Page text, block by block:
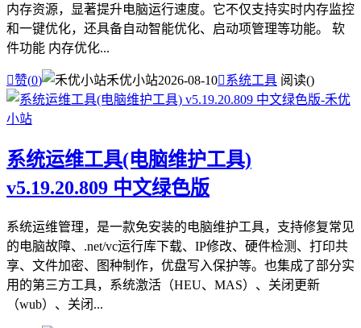
内存资源，显著提升电脑运行速度。它不仅支持实时内存监控
和一键优化，还具备自动智能优化、启动项管理等功能。 软
件功能 内存优化...
赞(0) 禾优小站2026-08-10系统工具 阅读()
系统运维工具(电脑维护工具)
v5.19.20.809 中文绿色版
系统运维管理，是一款免安装的电脑维护工具，支持修复常见
的电脑故障、.net/vc运行库下载、IP修改、硬件检测、打印共
享、文件加密、图种制作，优盘写入保护等。也集成了部分实
用的第三方工具，系统激活（HEU、MAS）、关闭更新
（wub）、关闭...